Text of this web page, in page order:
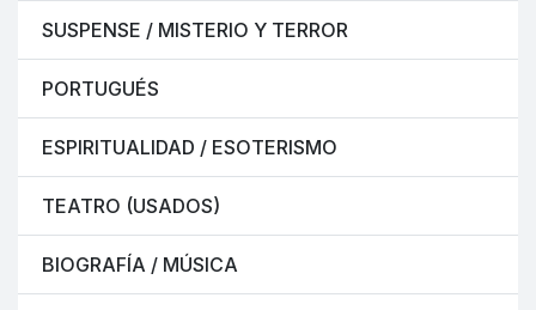
SUSPENSE / MISTERIO Y TERROR
PORTUGUÉS
ESPIRITUALIDAD / ESOTERISMO
TEATRO (USADOS)
BIOGRAFÍA / MÚSICA